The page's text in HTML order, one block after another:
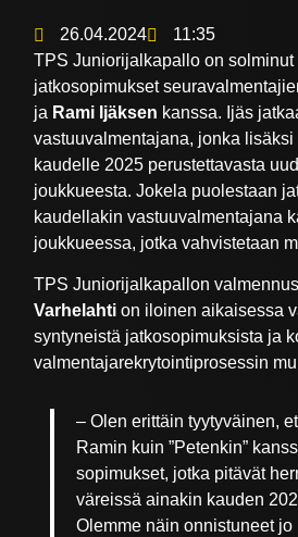
26.04.2024
11:35
TPS Juniorijalkapallo on
jatkosopimukset
ja Rami Ijäksen kanssa. Ijäs
vastuuvalmentajana, jonka lisäksi
kaudelle 2025 perustettavasta
joukkueesta. Jokela puolestaan
kaudellakin vastuuvalmentajana
joukkueessa, jotka vahvistetaan
TPS Juniorijalkapallon
Varhelahtion iloinen aikaisessa
syntyneistä jatkosopimuksista ja
valmentajarekrytointiprosessin
– Olen erittäin tyytyväinen,
Ramin kuin ”Petenkin”
sopimukset, jotka pitävät
väreissä ainakin kauden
Olemme näin onnistuneet jo